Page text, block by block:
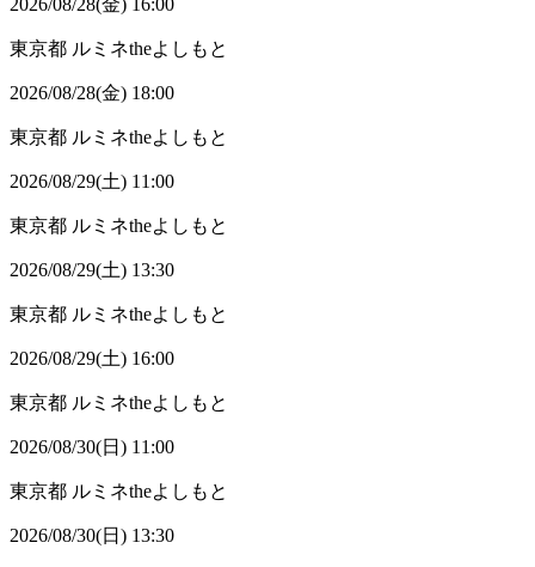
東京都 ルミネtheよしもと
2026/08/28(金) 18:00
東京都 ルミネtheよしもと
2026/08/29(土) 11:00
東京都 ルミネtheよしもと
2026/08/29(土) 13:30
東京都 ルミネtheよしもと
2026/08/29(土) 16:00
東京都 ルミネtheよしもと
2026/08/30(日) 11:00
東京都 ルミネtheよしもと
2026/08/30(日) 13:30